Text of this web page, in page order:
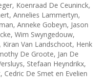
Koenraad De Ceuninck,
Annelies Lammertyn,
Anneke Gobeyn, Jason
Wim Swyngedouw,
Van Landschoot, Henk
De Groote, Jan De
Stefaan Heyndrikx,
Cedric De Smet en Evelien